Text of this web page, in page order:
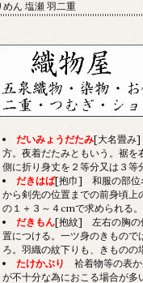
ん 塩瀬 羽二重
だいみょうだたみ[大名畳み]
方。夜着だたみともいう。裾を
側に折り身丈を２等分又は３等
だきはば[抱巾] 和服の部位
から剣先の位置までの前身頃
の１＋３～４cmで求められる。
だきもん[抱紋] 左右の胸の
置につける。一ツ身のきもので
ろ。羽織の紋下りも、きものの
たけかぶり
袷着物等の表か
が不十分な為におこる場合が多